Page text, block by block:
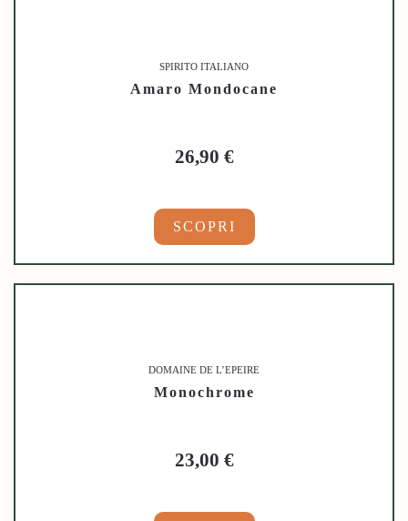
SPIRITO ITALIANO
Amaro Mondocane
26,90 €
SCOPRI
DOMAINE DE L’EPEIRE
Monochrome
23,00 €